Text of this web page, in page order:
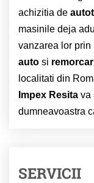
achizitia de
masinile deja
vanzarea lor
auto si
localitati din
Impex Resita va
dumneavoastra
SERVICII